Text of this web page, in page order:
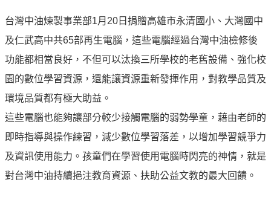
中
油
信
治
理
信
譽
油
品
台灣中油煉製事業部1月20日捐贈高雄市永清國小、大灣國中
及仁武高中共65部再生電腦，這些電腦經過台灣中油檢修後
功能都相當良好，不但可以汰換三所學校的老舊設備、強化校
園的數位學習資源，還能讓資源重新發揮作用，對教學品質及
環境品質都有極大助益。
這些電腦也能夠讓部分較少接觸電腦的弱勢學童，藉由老師的
即時指導與操作練習，減少數位學習落差，以增加學習競爭力
及資訊使用能力。孩童們在學習使用電腦時閃亮的神情，就是
對台灣中油持續挹注教育資源、扶助公益文教的最大回饋。